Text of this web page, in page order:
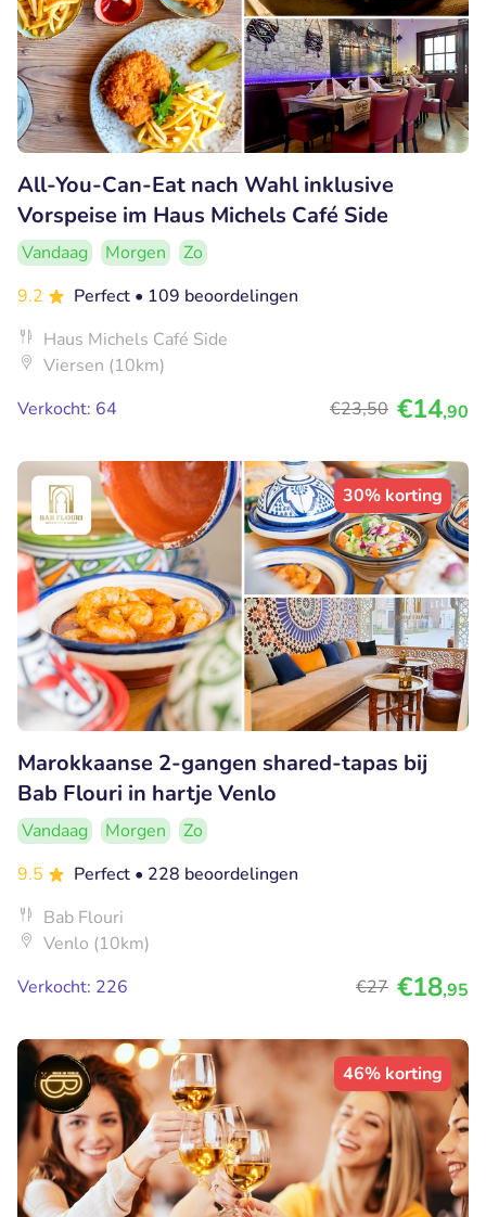
All-You-Can-Eat nach Wahl inklusive
Vorspeise im Haus Michels Café Side
Vandaag Morgen
Zo
9.2
Perfect • 109 beoordelingen
Haus Michels Café Side
Viersen (10km)
Verkocht: 64
€23,50 €14,90
30% korting
Marokkaanse 2-gangen shared-tapas bij
Bab Flouri in hartje Venlo
Vandaag Morgen
Zo
9.5
Perfect • 228 beoordelingen
Bab Flouri
Venlo (10km)
Verkocht: 226
€27 €18,95
46% korting